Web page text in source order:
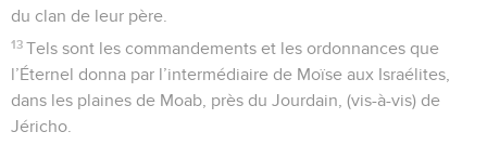
du clan de leur père.
13 Tels sont les commandements et les ordonnances que
l’Éternel donna par l’intermédiaire de Moïse aux Israélites,
dans les plaines de Moab, près du Jourdain, (vis-à-vis) de
Jéricho.